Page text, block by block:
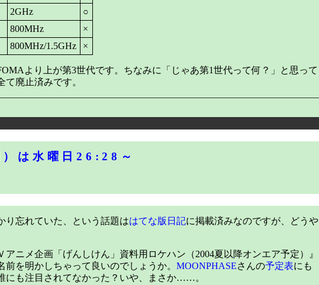
2GHz
○
800MHz
×
800MHz/1.5GHz ×
より上が第3世代です。ちなみに「じゃあ第1世代って何？」と思って
廃止済みです。
は水曜日26:28～
り忘れていた、という話題ははてな版日記に掲載済みなのですが、どうや
ニメ企画「げんしけん」資料用ロケハン（2004夏以降オンエア予定）』
を明かしちゃって良いのでしょうか。 MOONPHASEさんの予定表にも
にも注目されてなかった？いや、まさか……。